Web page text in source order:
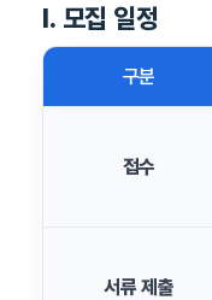
Ⅰ. 모집 일정
구분
접수
서류 제출